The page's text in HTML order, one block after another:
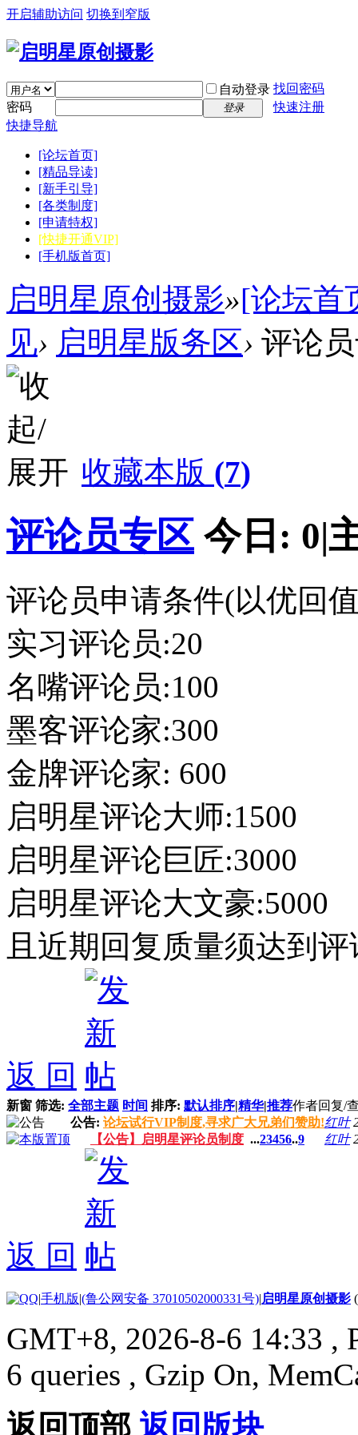
开启辅助访问 切换到窄版
自动登录 找回密码
密码
登录
快速注册
快捷导航
[论坛首页]
[精品导读]
[新手引导]
[各类制度]
[申请特权]
[快捷开通VIP]
[手机版首页]
启明星原创摄影»[论坛首
见› 启明星版务区› 评论
收藏本版 (7)
评论员专区 今日: 0|
评论员申请条件(以优回
实习评论员:20
名嘴评论员:100
墨客评论家:300
金牌评论家: 600
启明星评论大师:1500
启明星评论巨匠:3000
启明星评论大文豪:5000
且近期回复质量须达到
返 回
新窗 筛选: 全部主题 时间 排序: 默认排序|精华|推荐作者回复/
公告: 论坛试行VIP制度,寻求广大兄弟们赞助!红叶
【公告】启明星评论员制度 ...23456..9 红叶
返 回
|手机版|(鲁公网安备 37010502000331号)|启明星原创摄影
GMT+8, 2026-8-6 14:33 ,
6 queries , Gzip On,
返回顶部 返回版块